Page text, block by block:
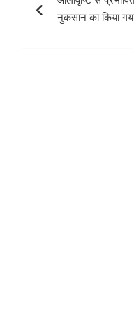
o
k
p
p
navigation
नुकसान का किया